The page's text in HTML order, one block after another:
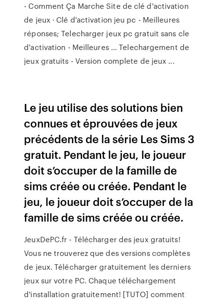
- Comment Ça Marche Site de clé d'activation
de jeux · Clé d'activation jeu pc - Meilleures
réponses; Telecharger jeux pc gratuit sans cle
d'activation - Meilleures ... Telechargement de
jeux gratuits - Version complete de jeux ...
Le jeu utilise des solutions bien
connues et éprouvées de jeux
précédents de la série Les Sims 3
gratuit. Pendant le jeu, le joueur
doit s’occuper de la famille de
sims créée ou créée. Pendant le
jeu, le joueur doit s’occuper de la
famille de sims créée ou créée.
JeuxDePC.fr - Télécharger des jeux gratuits!
Vous ne trouverez que des versions complètes
de jeux. Télécharger gratuitement les derniers
jeux sur votre PC. Chaque téléchargement
d'installation gratuitement! [TUTO] comment